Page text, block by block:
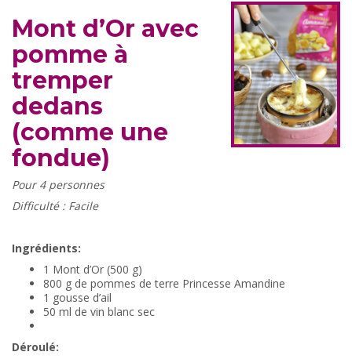
Mont d’Or avec
pomme à
tremper
dedans
(comme une
fondue)
Pour 4 personnes
Difficulté : Facile
Ingrédients:
1 Mont d’Or (500 g)
800 g de pommes de terre Princesse Amandine
1 gousse d’ail
50 ml de vin blanc sec
Déroulé: